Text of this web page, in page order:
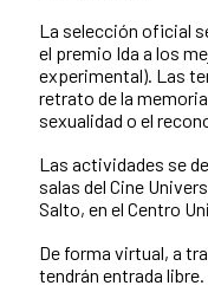
La selección oficial
el premio Ida a los
experimental). Las
retrato de la
sexualidad o el
Las actividades se
salas del Cine
Salto, en el Centro
De forma virtual, a
tendrán entrada libre.